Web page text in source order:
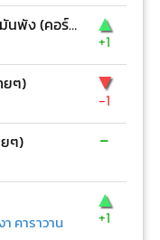
ก่อนที่โลกทั้งใบมันพัง (คอร์ด ง่ายๆ) ▲
+1
ยๆ) ▼
-1
ๆ) -
คาราวาน
▲
+1